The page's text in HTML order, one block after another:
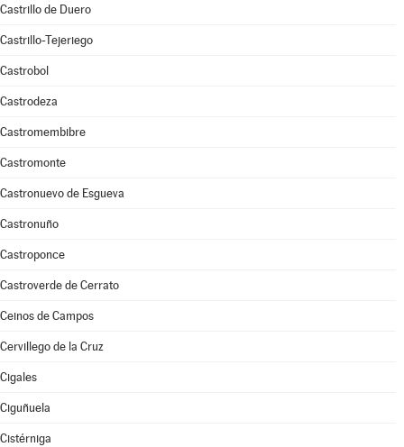
Castrillo de Duero
Castrillo-Tejeriego
Castrobol
Castrodeza
Castromembibre
Castromonte
Castronuevo de Esgueva
Castronuño
Castroponce
Castroverde de Cerrato
Ceinos de Campos
Cervillego de la Cruz
Cigales
Ciguñuela
Cistérniga